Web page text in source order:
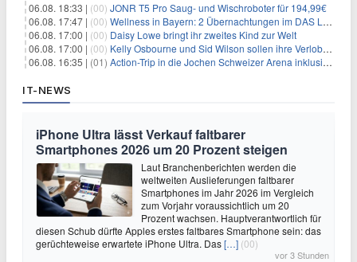
06.08. 18:33 | (00) JONR T5 Pro Saug- und Wischroboter für 194,99€
06.08. 17:47 | (00) Wellness in Bayern: 2 Übernachtungen im DAS LUDWIG Sports Resort inkl. HP + Wellness ab 174€ p.P.
06.08. 17:00 | (00) Daisy Lowe bringt ihr zweites Kind zur Welt
06.08. 17:00 | (00) Kelly Osbourne und Sid Wilson sollen ihre Verlobung gelöst haben
06.08. 16:35 | (01) Action-Trip in die Jochen Schweizer Arena inklusive Premium Hotel und Frühstück ab 59€ p.P.
IT-NEWS
iPhone Ultra lässt Verkauf faltbarer
Smartphones 2026 um 20 Prozent steigen
Laut Branchenberichten werden die
weltweiten Auslieferungen faltbarer
Smartphones im Jahr 2026 im Vergleich
zum Vorjahr voraussichtlich um 20
Prozent wachsen. Hauptverantwortlich für
diesen Schub dürfte Apples erstes faltbares Smartphone sein: das
gerüchteweise erwartete iPhone Ultra. Das[…] (00)
vor 3 Stunden